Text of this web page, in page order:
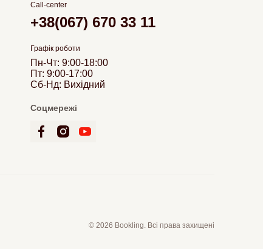
Call-center
+38(067) 670 33 11
Графік роботи
Пн-Чт: 9:00-18:00
Пт: 9:00-17:00
Сб-Нд: Вихідний
Соцмережі
© 2026 Bookling. Всі права захищені